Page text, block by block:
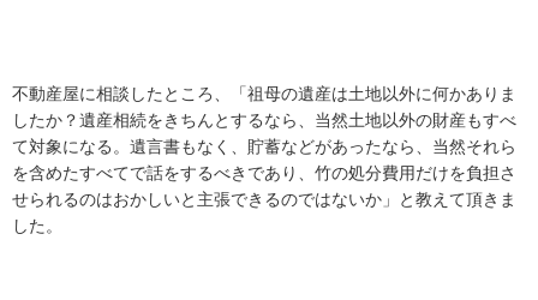
不動産屋に相談したところ、「祖母の遺産は土地以外に何かありま
したか？遺産相続をきちんとするなら、当然土地以外の財産もすべ
て対象になる。遺言書もなく、貯蓄などがあったなら、当然それら
を含めたすべてで話をするべきであり、竹の処分費用だけを負担さ
せられるのはおかしいと主張できるのではないか」と教えて頂きま
した。